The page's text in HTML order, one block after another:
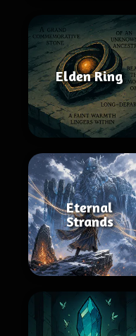
Elden Ring
Eternal
Strands